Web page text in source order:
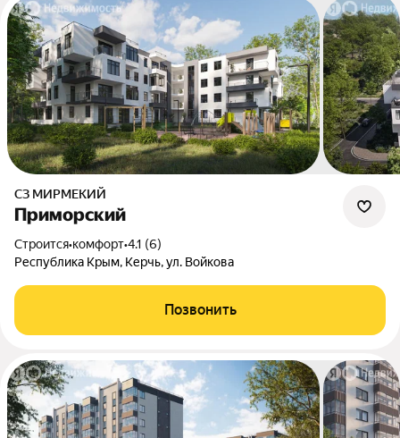
СЗ МИРМЕКИЙ
Приморский
Строится•комфорт•4.1 (6)
Республика Крым, Керчь, ул. Войкова
Позвонить